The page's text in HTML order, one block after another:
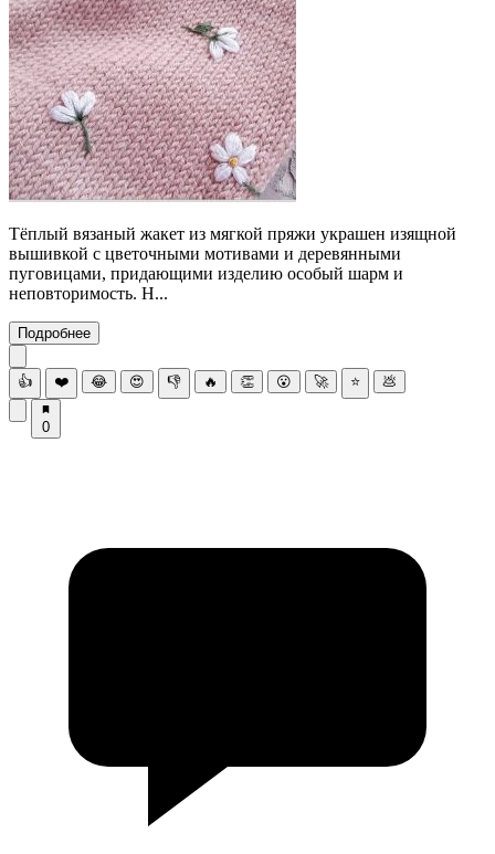
Тёплый вязаный жакет из мягкой пряжи украшен изящной
вышивкой с цветочными мотивами и деревянными
пуговицами, придающими изделию особый шарм и
неповторимость. Н...
Подробнее
👍 ❤️ 😂 😍 👎 🔥 👏 😮 🚀 ⭐ 💩
0